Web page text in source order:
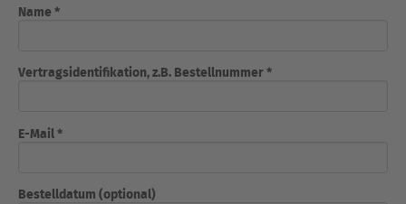
Name *
Vertragsidentifikation, z.B. Bestellnummer *
E-Mail *
Bestelldatum (optional)